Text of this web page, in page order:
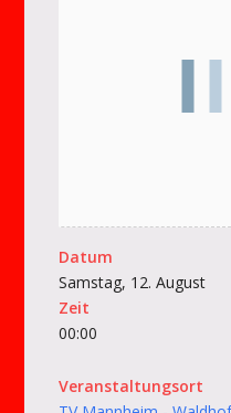
Datum
Samstag, 12. August
Zeit
00:00
Veranstaltungsort